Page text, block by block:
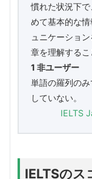
慣れた状況下
めて基本的な
ュニケーショ
章を理解するこ
1 非ユーザー
単語の羅列の
していない。
IELTS
IELTSのス